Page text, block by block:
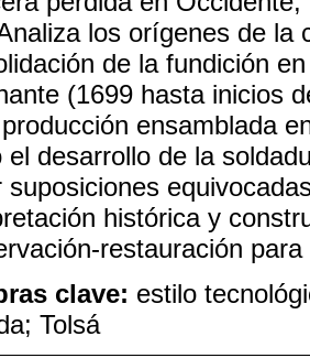
los orígenes de la
de la fundición
(1699 hasta inicios
ensamblada
el desarrollo de la
suposiciones
histórica y
restauración
clave: estilo
Tolsá